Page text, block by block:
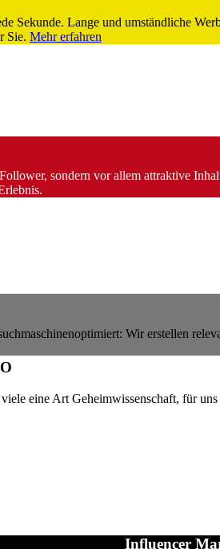
Sekunde. Lange und umständliche
Sie. Mehr erfahren
sondern vor allem attraktive
Wir erstellen
eine Art Geheimwissenschaft, für
Influencer